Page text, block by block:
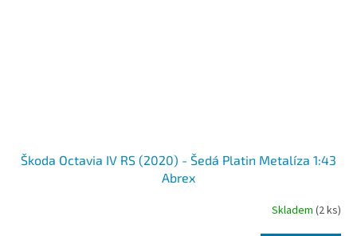
Škoda Octavia IV RS (2020) - Šedá Platin Metalíza 1:43
Abrex
Skladem (2 ks)